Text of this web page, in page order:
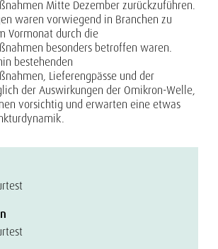
Mitte Dezember zurückzuführen.
waren vorwiegend in Branchen zu
Vormonat durch die
besonders betroffen waren.
bestehenden
Lieferengpässe und der
der Auswirkungen der Omikron-Welle,
vorsichtig und erwarten eine etwas